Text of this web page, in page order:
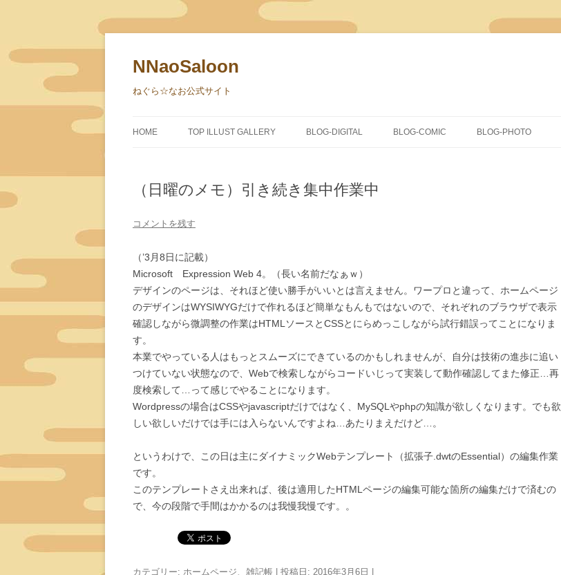
NNaoSaloon
ねぐら☆なお公式サイト
HOME TOP ILLUST GALLERY BLOG-DIGITAL
COMICSTUDIO
BLOG-COMIC BLOG-PHOTO
（日曜のメモ）引き続き集中作業中
コメントを残す
（’3月8日に記載）
Microsoft Expression Web 4。（長い名前だなぁｗ）
デザインのページは、それほど使い勝手がいいとは言えません。ワープロと違って、ホームページ
のデザインはWYSIWYGだけで作れるほど簡単なもんもではないので、それぞれのブラウザで表示
確認しながら微調整の作業はHTMLソースとCSSとにらめっこしながら試行錯誤ってことになりま
す。
本業でやっている人はもっとスムーズにできているのかもしれませんが、自分は技術の進歩に追い
つけていない状態なので、Webで検索しながらコードいじって実装して動作確認してまた修正…再
度検索して…って感じでやることになります。
Wordpressの場合はCSSやjavascriptだけではなく、MySQLやphpの知識が欲しくなります。でも欲
しい欲しいだけでは手には入らないんですよね…あたりまえだけど…。
というわけで、この日は主にダイナミックWebテンプレート（拡張子.dwtのEssential）の編集作業
です。
このテンプレートさえ出来れば、後は適用したHTMLページの編集可能な箇所の編集だけで済むの
で、今の段階で手間はかかるのは我慢我慢です。。
カテゴリー: ホームページ、 雑記帳 | 投稿日: 2016年3月6日